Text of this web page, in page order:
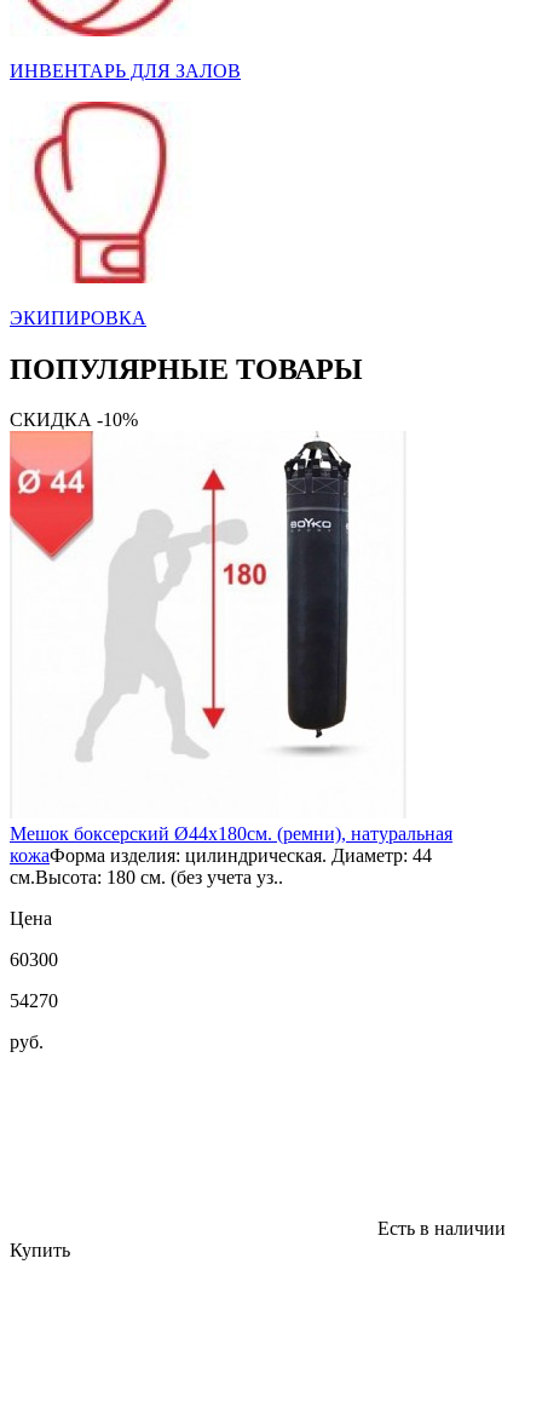
ИНВЕНТАРЬ ДЛЯ ЗАЛОВ
ЭКИПИРОВКА
ПОПУЛЯРНЫЕ ТОВАРЫ
СКИДКА -10%
Мешок боксерский Ø44х180см. (ремни), натуральная
кожаФорма изделия: цилиндрическая. Диаметр: 44
см.Высота: 180 см. (без учета уз..
Цена
60300
54270
руб.
Есть в наличии
Купить